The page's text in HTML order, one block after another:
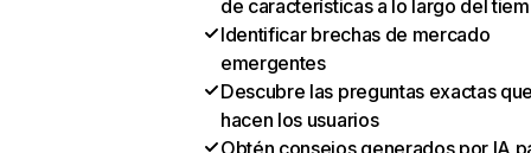
de características a lo largo del
Identificar brechas de mercado
emergentes
Descubre las preguntas exactas
hacen los usuarios
Obtén consejos generados por IA